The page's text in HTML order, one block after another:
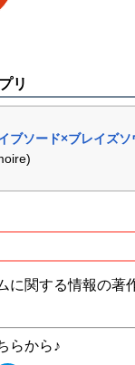
リ
ブソード×ブレイズソ
に関する情報の著
らから♪